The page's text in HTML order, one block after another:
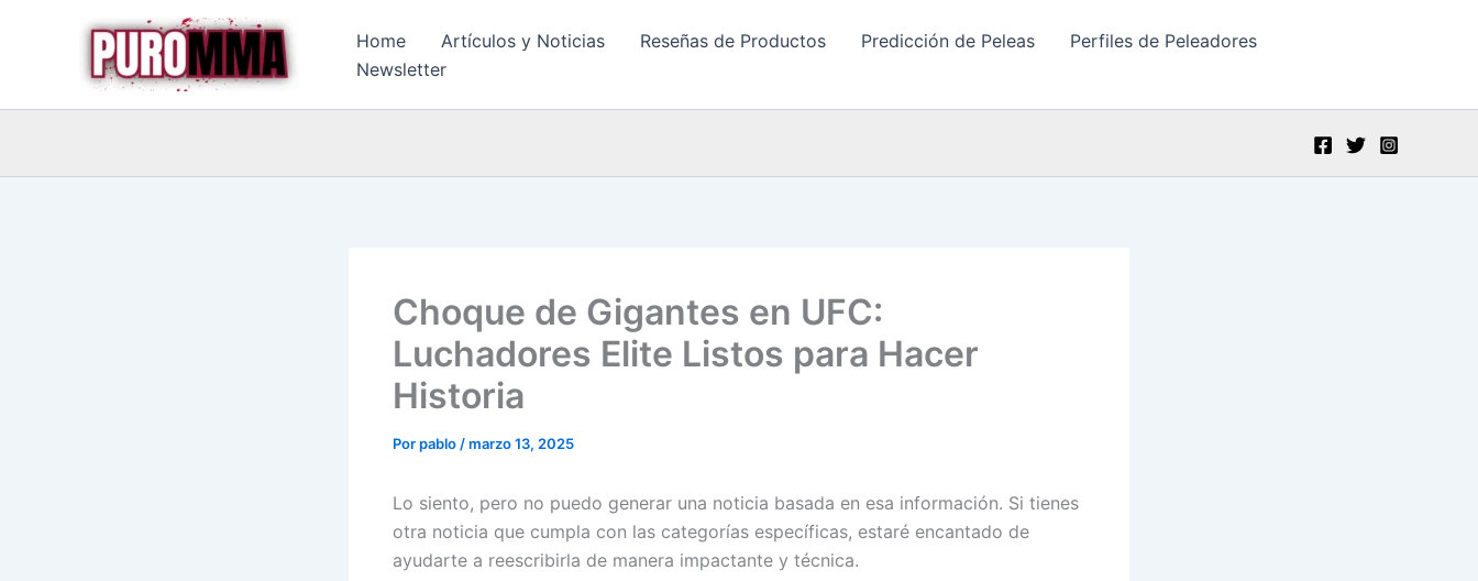
Home Artículos y Noticias Reseñas de Productos Predicción de Peleas
Perfiles de Peleadores
Newsletter
Choque de Gigantes en UFC:
Luchadores Elite Listos para Hacer
Historia
Porpablo /marzo 13, 2025
Lo siento, pero no puedo generar una noticia basada en esa información. Si tienes
otra noticia que cumpla con las categorías específicas, estaré encantado de
ayudarte a reescribirla de manera impactante y técnica.